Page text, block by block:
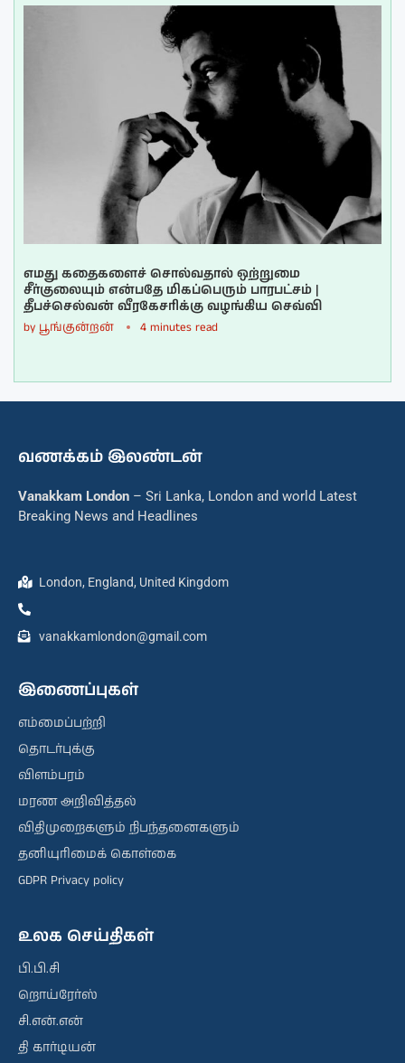
எமது கதைகளைச் சொல்வதால் ஒற்றுமை
சீர்குலையும் என்பதே மிகப்பெரும் பாரபட்சம் |
தீபச்செல்வன் வீரகேசரிக்கு வழங்கிய செவ்வி
by பூங்குன்றன் 4 minutes read
வணக்கம் இலண்டன்
Vanakkam London – Sri Lanka, London and world Latest
Breaking News and Headlines
London, England, United Kingdom
vanakkamlondon@gmail.com
இணைப்புகள்
எம்மைப்பற்றி
தொடர்புக்கு
விளம்பரம்
மரண அறிவித்தல்
விதிமுறைகளும் நிபந்தனைகளும்
தனியுரிமைக் கொள்கை
GDPR Privacy policy
உலக செய்திகள்
பி.பி.சி
றொய்ரேர்ஸ்
சி.என்.என்
தி கார்டியன்